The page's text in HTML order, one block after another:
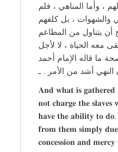
، وأما المناهي ، فلم
والشهوات ، بل كلفهم
أن يتناول من المطاعم
معه الحياة ، لا لأجل
ما قاله الإمام أحمد
النهي أشد من الأمر . ـ
𝐀𝐧𝐝 𝐰𝐡𝐚𝐭 𝐢𝐬 𝐠𝐚𝐭𝐡𝐞𝐫𝐞𝐝
𝐧𝐨𝐭 𝐜𝐡𝐚𝐫𝐠𝐞 𝐭𝐡𝐞 𝐬𝐥𝐚𝐯𝐞𝐬
𝐡𝐚𝐯𝐞 𝐭𝐡𝐞 𝐚𝐛𝐢𝐥𝐢𝐭𝐲 𝐭𝐨
𝐟𝐫𝐨𝐦 𝐭𝐡𝐞𝐦 𝐬𝐢𝐦𝐩𝐥𝐲 𝐝𝐮𝐞
𝐜𝐨𝐧𝐜𝐞𝐬𝐬𝐢𝐨𝐧 𝐚𝐧𝐝